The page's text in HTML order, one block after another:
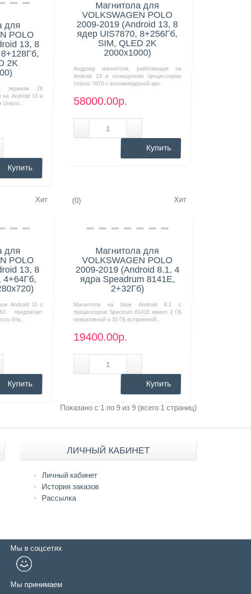
для
POLO
13, 8
2K
экраном 2К
на Android 13 и
Купить
Магнитола для
VOLKSWAGEN POLO
2009-2019 (Android 13, 8
ядер UIS7870, 8+256Гб,
SIM, QLED 2K
2000x1000)
Андроид магнитола, работающая на
Android 13 и оснащенная процессором
Unisoc 7870 с восьмиядерной арх..
58000.00р.
Купить
Хит
для
POLO
13, 8
4+64Гб,
Android 10 с
предлагает
бла..
Купить
(0) Хит
Нашли дешевле?
Магнитола для
VOLKSWAGEN POLO
2009-2019 (Android 8.1, 4
ядра Speadrum 8141E,
2+32Гб)
Магнитола на базе Android 8.1 с
процессором Spectrum 8141E имеет 2 ГБ
оперативной и 32 ГБ встроенной..
19400.00р.
Купить
Показано с 1 по 9 из 9 (всего 1 страниц)
ЛИЧНЫЙ КАБИНЕТ
Личный кабинет
История заказов
Рассылка
Мы в соцсетях
Мы принимаем